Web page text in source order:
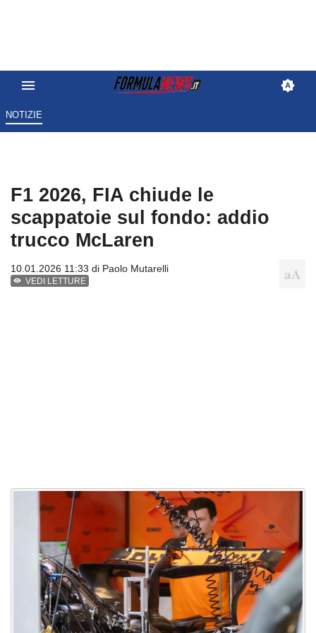
NOTIZIE
F1 2026, FIA chiude le
scappatoie sul fondo: addio
trucco McLaren
10.01.2026 11:33 di Paolo Mutarelli
VEDI LETTURE